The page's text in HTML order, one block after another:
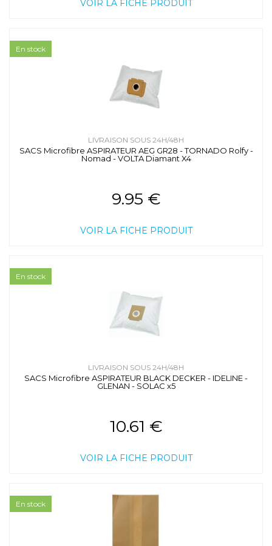
VOIR LA FICHE PRODUIT
LIVRAISON SOUS 24H/48H
SACS Microfibre ASPIRATEUR AEG GR28 - TORNADO Rolfy -
Nomad - VOLTA Diamant X4
9.95 €
VOIR LA FICHE PRODUIT
En stock
LIVRAISON SOUS 24H/48H
SACS Microfibre ASPIRATEUR BLACK DECKER - IDELINE -
GLENAN - SOLAC x5
10.61 €
VOIR LA FICHE PRODUIT
En stock
En stock